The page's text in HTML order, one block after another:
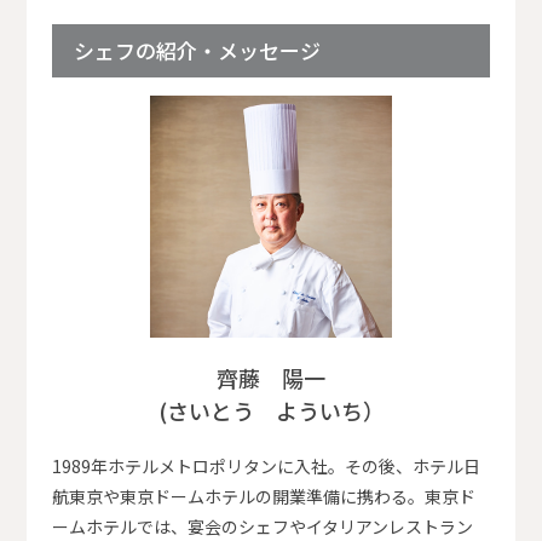
シェフの紹介・メッセージ
齊藤 陽一
(さいとう よういち）
1989年ホテルメトロポリタンに入社。その後、ホテル日
航東京や東京ドームホテルの開業準備に携わる。東京ド
ームホテルでは、宴会のシェフやイタリアンレストラン